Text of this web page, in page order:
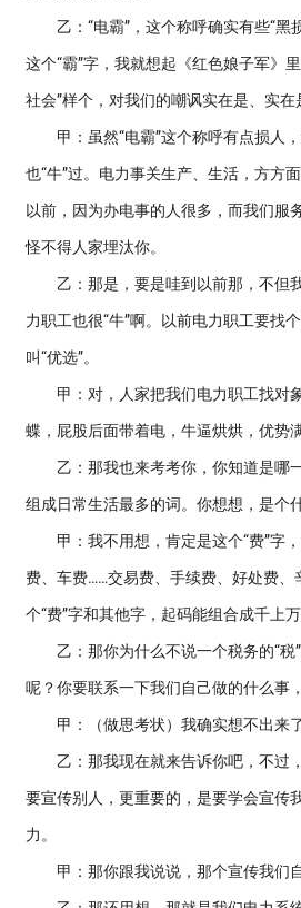
乙：“电霸”，这个称呼确实有些“黑
这个“霸”字，我就想起《红色娘子军》
社会”样个，对我们的嘲讽实在是、实在
甲：虽然“电霸”这个称呼有点损人
也“牛”过。电力事关生产、生活，方方
以前，因为办电事的人很多，而我们服
怪不得人家埋汰你。
乙：那是，要是哇到以前那，不但我
力职工也很“牛”啊。以前电力职工要找
叫“优选”。
甲：对，人家把我们电力职工找对
蝶，屁股后面带着电，牛逼烘烘，优势满
乙：那我也来考考你，你知道是哪一
组成日常生活最多的词。你想想，是个
甲：我不用想，肯定是这个“费”字，
费、车费……交易费、手续费、好处费、
个“费”字和其他字，起码能组合成千上万
乙：那你为什么不说一个税务的“税”
呢？你要联系一下我们自己做的什么事
甲：（做思考状）我确实想不出来了
乙：那我现在就来告诉你吧，不过
要宣传别人，更重要的，是要学会宣传
力。
甲：那你跟我说说，那个宣传我们自